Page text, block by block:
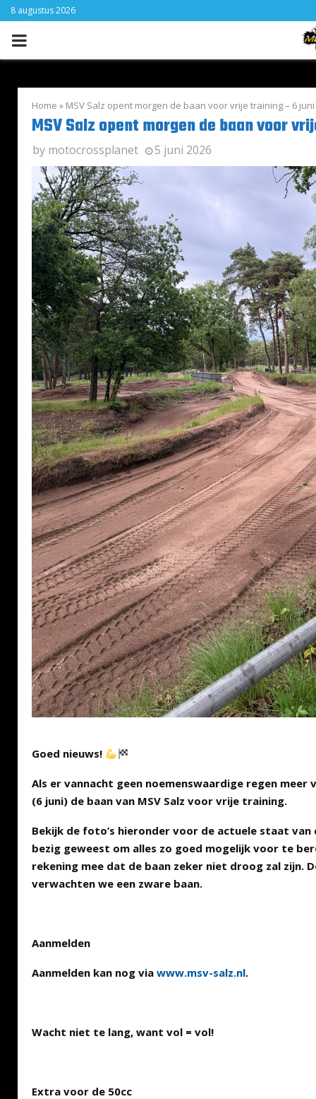
8 augustus 2026
PRIMARY
Home » MSV Salz opent morgen de baan voor vrije training – 6 juni
MSV Salz opent morgen de baan voor
by motocrossplanet 5 juni 2026
Goed nieuws!
Als er vannacht geen noemenswaardige regen meer
(6 juni) de baan van MSV Salz voor vrije training.
Bekijk de foto’s hieronder voor de actuele staat van
bezig geweest om alles zo goed mogelijk voor te
rekening mee dat de baan zeker niet droog zal zijn.
verwachten we een zware baan.
Aanmelden
Aanmelden kan nog via www.msv-salz.nl.
Wacht niet te lang, want vol = vol!
Extra voor de 50cc